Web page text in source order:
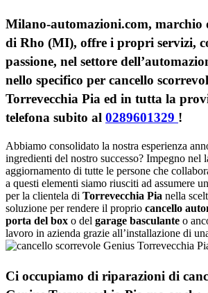
Milano-automazioni.com, marchio
di Rho (MI), offre i propri servizi,
passione, nel settore
nello specifico per cancello
Torrevecchia Pia ed in tutta la
telefona subito al 0289601329 !
Abbiamo consolidato la nostra esperienza
ingredienti del nostro successo? Impegno nel
aggiornamento di tutte le persone che
a questi elementi siamo riusciti ad assumere
per la clientela di Torrevecchia Pia nella
soluzione per rendere il proprio cancello
porta del box o del garage basculante o
lavoro in azienda grazie all’installazione di
Ci occupiamo di riparazioni di